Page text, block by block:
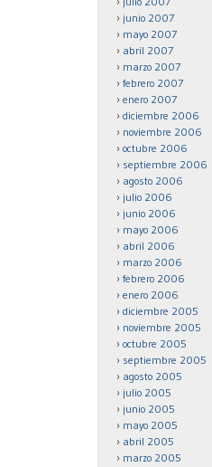
junio 2007
mayo 2007
abril 2007
marzo 2007
febrero 2007
enero 2007
diciembre 2006
noviembre 2006
octubre 2006
septiembre 2006
agosto 2006
julio 2006
junio 2006
mayo 2006
abril 2006
marzo 2006
febrero 2006
enero 2006
diciembre 2005
noviembre 2005
octubre 2005
septiembre 2005
agosto 2005
julio 2005
junio 2005
mayo 2005
abril 2005
marzo 2005